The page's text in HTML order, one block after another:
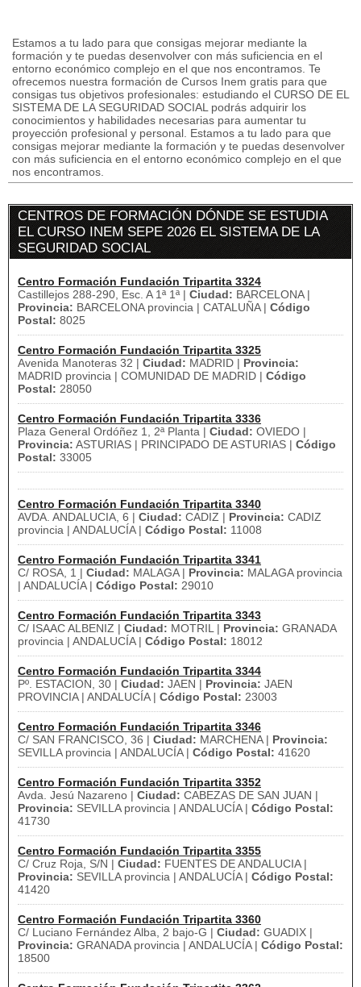
Estamos a tu lado para que consigas mejorar mediante la
formación y te puedas desenvolver con más suficiencia en el
entorno económico complejo en el que nos encontramos. Te
ofrecemos nuestra formación de Cursos Inem gratis para que
consigas tus objetivos profesionales: estudiando el CURSO DE EL
SISTEMA DE LA SEGURIDAD SOCIAL podrás adquirir los
conocimientos y habilidades necesarias para aumentar tu
proyección profesional y personal. Estamos a tu lado para que
consigas mejorar mediante la formación y te puedas desenvolver
con más suficiencia en el entorno económico complejo en el que
nos encontramos.
CENTROS DE FORMACIÓN DÓNDE SE ESTUDIA
EL CURSO INEM SEPE 2026 EL SISTEMA DE LA
SEGURIDAD SOCIAL
Centro Formación Fundación Tripartita 3324
Castillejos 288-290, Esc. A 1ª 1ª | Ciudad: BARCELONA |
Provincia: BARCELONA provincia | CATALUÑA | Código
Postal: 8025
Centro Formación Fundación Tripartita 3325
Avenida Manoteras 32 | Ciudad: MADRID | Provincia:
MADRID provincia | COMUNIDAD DE MADRID | Código
Postal: 28050
Centro Formación Fundación Tripartita 3336
Plaza General Ordóñez 1, 2ª Planta | Ciudad: OVIEDO |
Provincia: ASTURIAS | PRINCIPADO DE ASTURIAS | Código
Postal: 33005
Centro Formación Fundación Tripartita 3340
AVDA. ANDALUCIA, 6 | Ciudad: CADIZ | Provincia: CADIZ
provincia | ANDALUCÍA | Código Postal: 11008
Centro Formación Fundación Tripartita 3341
C/ ROSA, 1 | Ciudad: MALAGA | Provincia: MALAGA provincia
| ANDALUCÍA | Código Postal: 29010
Centro Formación Fundación Tripartita 3343
C/ ISAAC ALBENIZ | Ciudad: MOTRIL | Provincia: GRANADA
provincia | ANDALUCÍA | Código Postal: 18012
Centro Formación Fundación Tripartita 3344
Pº. ESTACION, 30 | Ciudad: JAEN | Provincia: JAEN
PROVINCIA | ANDALUCÍA | Código Postal: 23003
Centro Formación Fundación Tripartita 3346
C/ SAN FRANCISCO, 36 | Ciudad: MARCHENA | Provincia:
SEVILLA provincia | ANDALUCÍA | Código Postal: 41620
Centro Formación Fundación Tripartita 3352
Avda. Jesú Nazareno | Ciudad: CABEZAS DE SAN JUAN |
Provincia: SEVILLA provincia | ANDALUCÍA | Código Postal:
41730
Centro Formación Fundación Tripartita 3355
C/ Cruz Roja, S/N | Ciudad: FUENTES DE ANDALUCIA |
Provincia: SEVILLA provincia | ANDALUCÍA | Código Postal:
41420
Centro Formación Fundación Tripartita 3360
C/ Luciano Fernández Alba, 2 bajo-G | Ciudad: GUADIX |
Provincia: GRANADA provincia | ANDALUCÍA | Código Postal:
18500